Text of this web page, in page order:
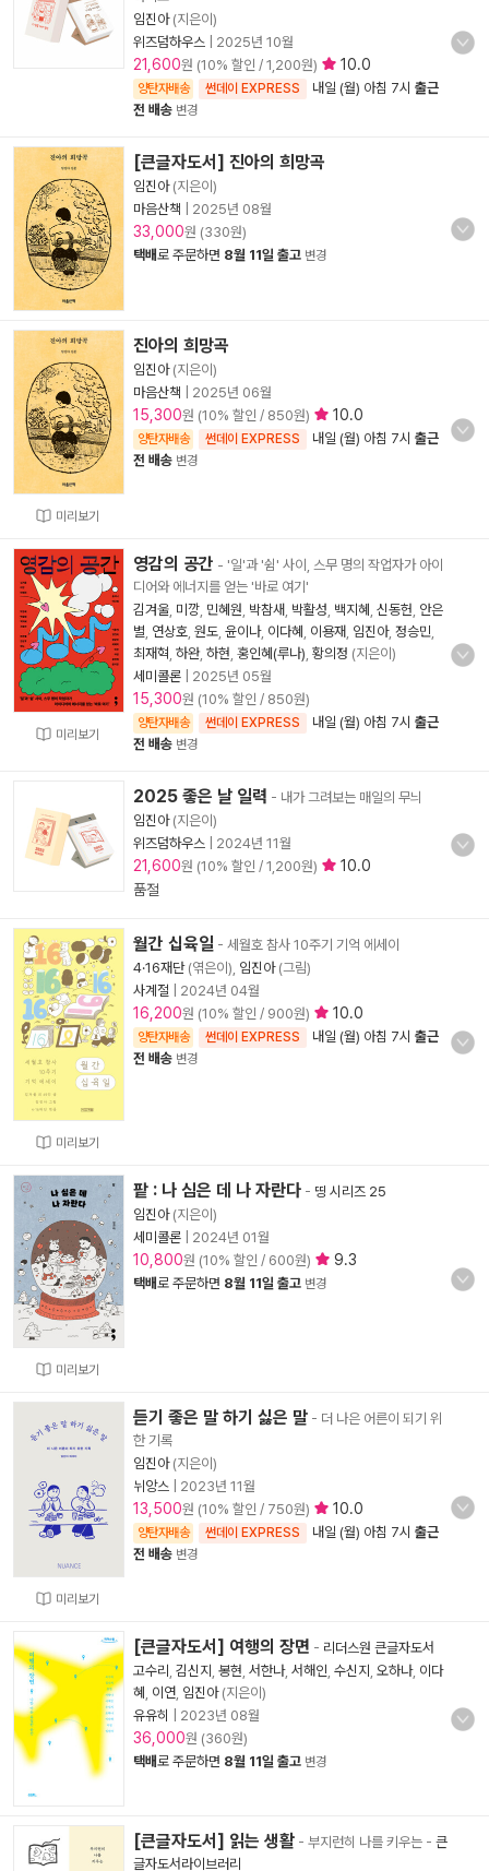
임진아(지은이)
위즈덤하우스
2025년 10월
21,600원 (10% 할인 / 1,200원) 10.0
양탄자배송 썬데이 EXPRESS 내일 (월) 아침 7시 출근
전 배송 변경
[큰글자도서] 진아의 희망곡
임진아(지은이)
마음산책
2025년 08월
33,000원 (330원)
택배로 주문하면 8월 11일 출고 변경
미리보기
진아의 희망곡
임진아(지은이)
마음산책
2025년 06월
15,300원 (10% 할인 / 850원) 10.0
양탄자배송 썬데이 EXPRESS 내일 (월) 아침 7시 출근
전 배송 변경
미리보기
영감의 공간 - '일'과 '쉼' 사이, 스무 명의 작업자가 아이
디어와 에너지를 얻는 '바로 여기'
김겨울 미깡 민혜원 박참새 박활성 백지혜 신동헌 안은
별 연상호 원도 윤이나, 이다혜 이용재 임진아, 정승민
최재혁 하완, 하현 홍인혜(루나) 황의정 (지은이)
세미콜론
2025년 05월
15,300원 (10% 할인 / 850원)
양탄자배송 썬데이 EXPRESS 내일 (월) 아침 7시 출근
전 배송 변경
2025 좋은 날 일력 - 내가 그려보는 매일의 무늬
임진아(지은이)
위즈덤하우스
2024년 11월
21,600원 (10% 할인 / 1,200원)
10.0
품절
미리보기
월간 십육일 - 세월호 참사 10주기 기억 에세이
4·16재단(엮은이), 임진아(그림)
사계절
2024년 04월
16,200원 (10% 할인 / 900원) 10.0
양탄자배송 썬데이 EXPRESS 내일 (월) 아침 7시 출근
전 배송 변경
미리보기
팥 : 나 심은 데 나 자란다 - 띵 시리즈 25
임진아(지은이)
세미콜론
2024년 01월
10,800원 (10% 할인 / 600원) 9.3
택배로 주문하면 8월 11일 출고 변경
미리보기
듣기 좋은 말 하기 싫은 말 - 더 나은 어른이 되기 위
한 기록
임진아(지은이)
뉘앙스
2023년 11월
13,500원 (10% 할인 / 750원) 10.0
양탄자배송 썬데이 EXPRESS 내일 (월) 아침 7시 출근
전 배송 변경
[큰글자도서] 여행의 장면 - 리더스원 큰글자도서
고수리 김신지 봉현 서한나, 서해인 수신지 오하나, 이다
혜
이연 임진아(지은이)
유유히
2023년 08월
36,000원 (360원)
택배로 주문하면 8월 11일 출고 변경
[큰글자도서] 읽는 생활 - 부지런히 나를 키우는 - 큰
글자도서라이브러리